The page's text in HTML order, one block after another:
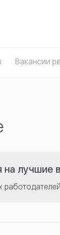
Вакансии
на лучшие